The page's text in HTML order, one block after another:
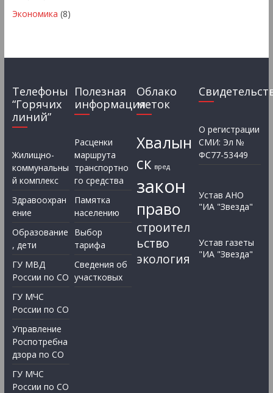
Экономика (8)
Телефоны
“Горячих
линий”
Жилищно-
коммунальны
й комплекс
Здравоохран
ение
Образование
, дети
ГУ МВД
России по СО
ГУ МЧС
России по СО
Управление
Роспотребна
дзора по СО
ГУ МЧС
России по СО
Полезная
информация
Расценки
маршрута
транспортно
го средства
Памятка
населению
Выбор
тарифа
Сведения об
участковых
Облако
меток
Хвалын
ск вред
закон
право
строител
ьство
экология
О регистрации
СМИ: Эл №
ФС77-53449
Устав АНО
"ИА "Звезда"
Устав газеты
"ИА "Звезда"